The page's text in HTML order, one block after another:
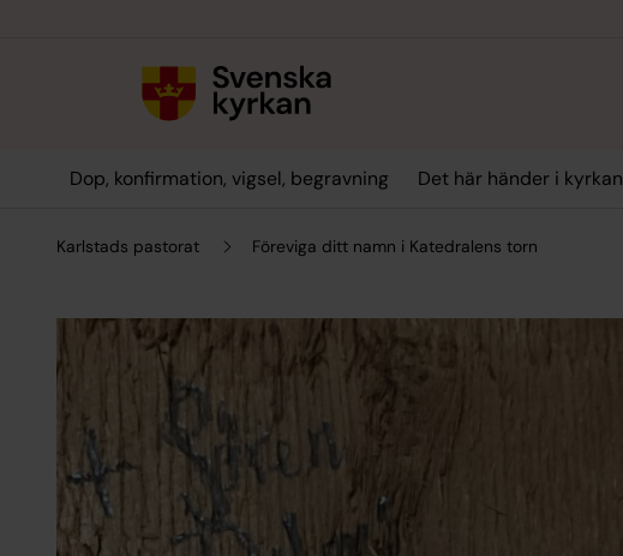
Dop, konfirmation, vigsel, begravning Det här händer i kyrkan
Karlstads pastorat Föreviga ditt namn i Katedralens torn